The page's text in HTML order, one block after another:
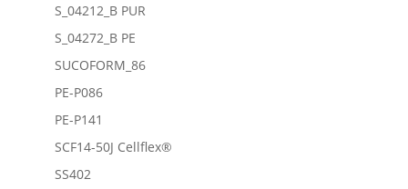
S_04212_B PUR
S_04272_B PE
SUCOFORM_86
PE-P086
PE-P141
SCF14-50J Cellflex®
SS402